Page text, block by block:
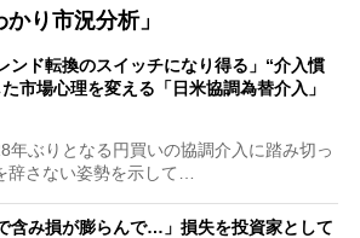
り市況分析」
ンド転換のスイッチになり得る」“介入慣
市場心理を変える「日米協調為替介入」
ぶりとなる円買いの協調介入に踏み切っ
辞さない姿勢を示して…
含み損が膨らんで…」損失を投資家として